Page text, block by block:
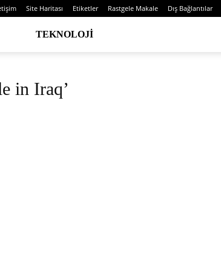
Site Haritası Etiketler Rastgele Makale Dış Bağlantılar
TEKNOLOJI
in Iraq’